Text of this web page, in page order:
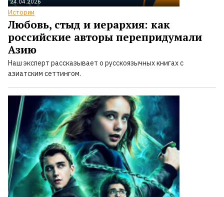
Истории
Любовь, стыд и иерархия: как
российские авторы перепридумали
Азию
Наш эксперт рассказывает о русскоязычных книгах с
азиатским сеттингом.